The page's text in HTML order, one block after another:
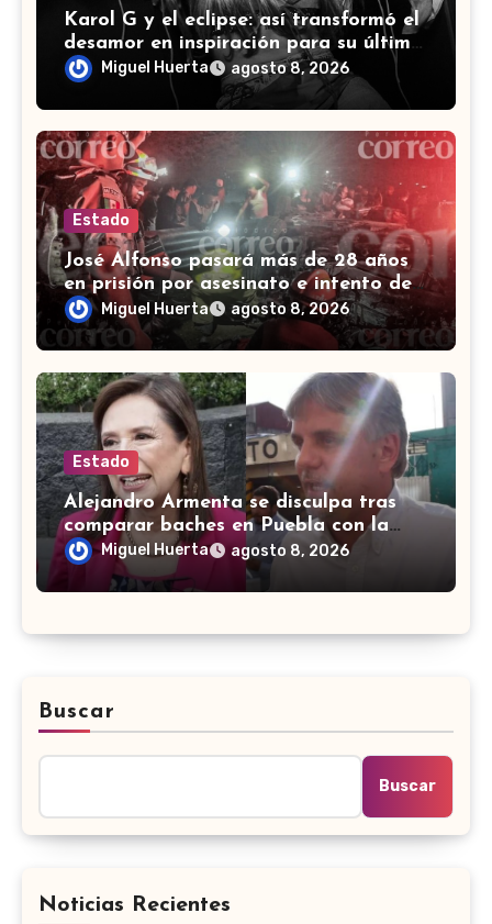
Karol G y el eclipse: así transformó el
desamor en inspiración para su último
álbumMiguel Huerta agosto 8, 2026
Estado
José Alfonso pasará más de 28 años
en prisión por asesinato e intento de
homicidio en Irapuato
Miguel Huerta agosto 8, 2026
Estado
Alejandro Armenta se disculpa tras
comparar baches en Puebla con la
guerra en Palestina
Miguel Huerta agosto 8, 2026
Buscar
Buscar
Noticias Recientes